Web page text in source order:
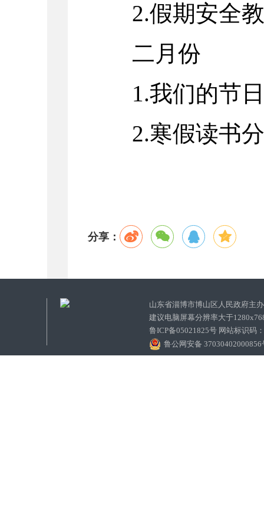
2.假期安全
二月份
1.我们的节
2.寒假读书
分享：
山东省淄博市博山区人民政府
建议电脑屏幕分辨率大于
鲁ICP备05021825号 网站标识码
鲁公网安备 37030402000856